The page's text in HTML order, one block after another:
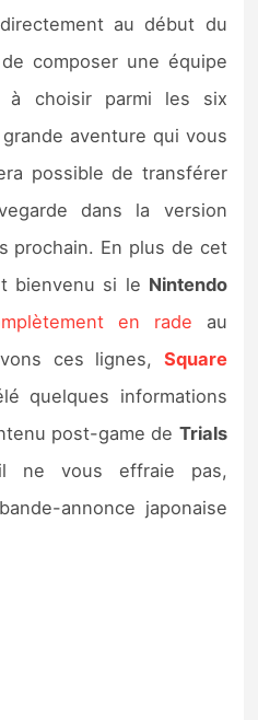
Switch 2
au début du
composer une équipe
à choisir parmi les six
aventure qui vous
possible de transférer
dans la version
prochain. En plus de cet
bienvenu si le Nintendo
en rade au
ces lignes, Square
quelques informations
post-game de Trials
ne vous effraie pas,
annonce japonaise